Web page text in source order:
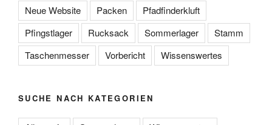
Neue Website
Packen
Pfadfinderkluft
Pfingstlager
Rucksack Sommerlager
Stamm
Taschenmesser
Vorbericht Wissenswertes
SUCHE NACH KATEGORIEN